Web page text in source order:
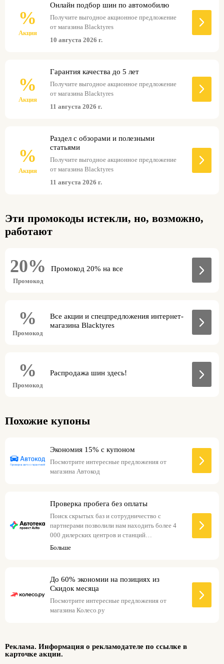
%
Акция
Онлайн подбор шин по автомобилю
Получите выгодное акционное предложение
от магазина Blacktyres
10 августа 2026 г.
%
Акция
Гарантия качества до 5 лет
Получите выгодное акционное предложение
от магазина Blacktyres
11 августа 2026 г.
%
Акция
Раздел с обзорами и полезными
статьями
Получите выгодное акционное предложение
от магазина Blacktyres
11 августа 2026 г.
Эти промокоды истекли, но, возможно,
работают
20%
Промокод
Промокод 20% на все
%
Промокод
Все акции и спецпредложения интернет-
магазина Blacktyres
%
Промокод
Распродажа шин здесь!
Похожие купоны
Экономия 15% с купоном
Посмотрите интересные предложения от
магазина Автокод
Проверка пробега без оплаты
Поиск скрытых баз и сотрудничество с
партнерами позволили нам находить более 4
000 дилерских центров и станций
техобслуживания.
Больше
До 60% экономии на позициях из
Скидок месяца
Посмотрите интересные предложения от
магазина Колесо.ру
Реклама. Информация о рекламодателе по ссылке в
карточке акции.